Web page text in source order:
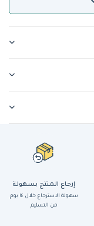
إرجاع المنتج بسهولة
سهولة الاسترجاع خلال ١٤ يوم
من التسليم